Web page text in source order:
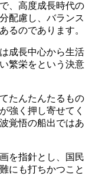
、高度成長時代の
配慮し、バランス
るのであります。
成長中心から生活
繁栄をという決意
たんたんたるもの
強く押し寄せてく
覚悟の船出ではあ
を指針とし、国民
にも打ちかつこと